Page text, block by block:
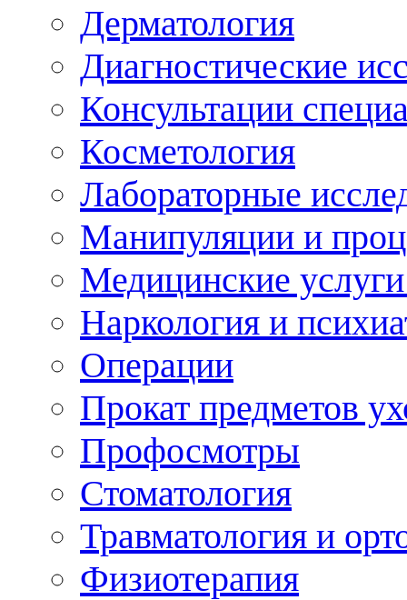
Дерматология
Диагностические
Консультации
Косметология
Лабораторные
Манипуляции и
Медицинские
Наркология и
Операции
Прокат предметов
Профосмотры
Стоматология
Травматология и
Физиотерапия